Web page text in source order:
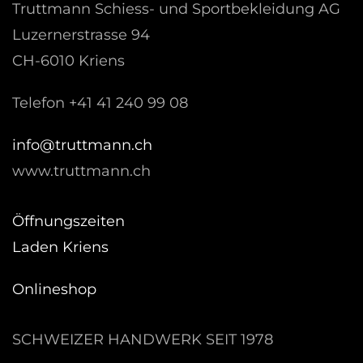
Truttmann Schiess- und Sportbekleidung AG
Luzernerstrasse 94
CH-6010 Kriens
Telefon +41 41 240 99 08
hc.nnamtturt@ofni
www.truttmann.ch
Öffnungszeiten
Laden Kriens
Onlineshop
SCHWEIZER HANDWERK SEIT 1978